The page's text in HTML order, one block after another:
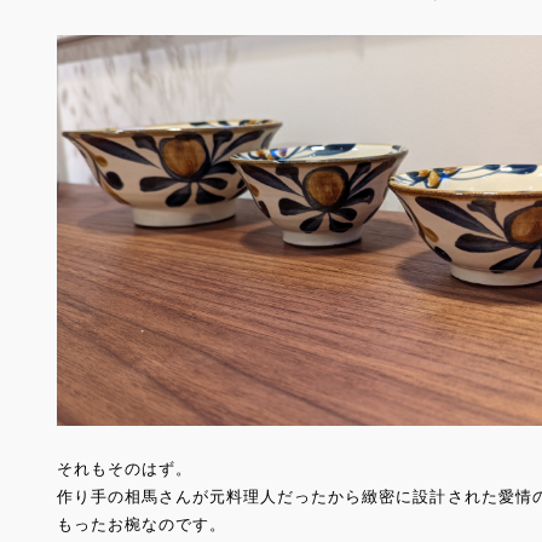
それもそのはず。
作り手の相馬さんが元料理人だったから緻密に設計された愛情
もったお椀なのです。